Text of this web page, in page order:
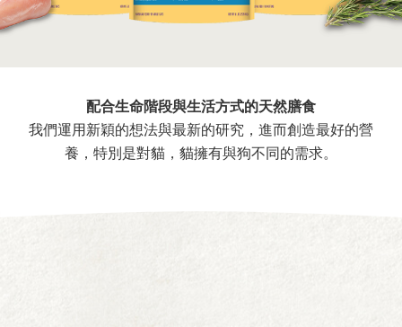
配合生命階段與生活方式的天然膳食
我們運用新穎的想法與最新的研究，進而創造最好的營
養，特別是對貓，貓擁有與狗不同的需求。